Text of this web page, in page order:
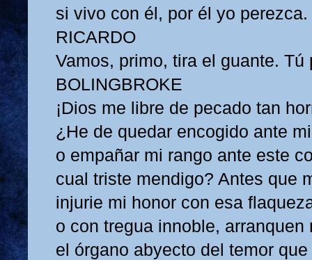
si vivo con él, por él yo perezca.
RICARDO
Vamos, primo, tira el guante. Tú
BOLINGBROKE
¡Dios me libre de pecado tan
¿He de quedar encogido ante
o empañar mi rango ante este
cual triste mendigo? Antes que
injurie mi honor con esa
o con tregua innoble, arranquen
el órgano abyecto del temor